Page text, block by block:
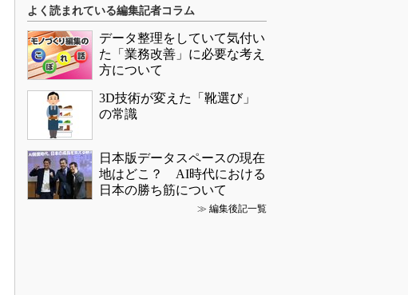
よく読まれている編集記者コラム
データ整理をしていて気付い
た「業務改善」に必要な考え
方について
3D技術が変えた「靴選び」
の常識
日本版データスペースの現在
地はどこ？ AI時代における
日本の勝ち筋について
≫ 編集後記一覧